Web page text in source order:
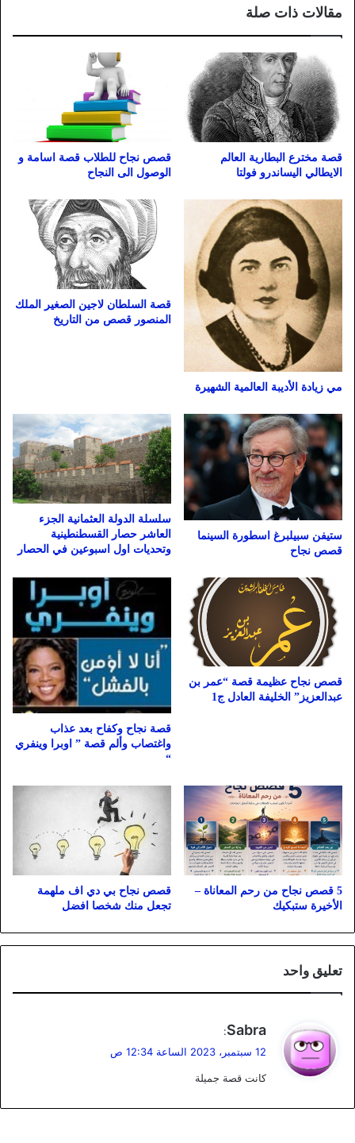
مقالات ذات صلة
قصة مخترع البطارية العالم
الايطالي اليساندرو فولتا
قصص نجاح للطلاب قصة اسامة و
الوصول الى النجاح
مي زيادة الأديبة العالمية الشهيرة
قصة السلطان لاجين الصغير الملك
المنصور قصص من التاريخ
ستيفن سبيلبرغ اسطورة السينما
قصص نجاح
سلسلة الدولة العثمانية الجزء
العاشر حصار القسطنطينية
وتحديات اول اسبوعين في الحصار
قصص نجاح عظيمة قصة “عمر بن
عبدالعزيز” الخليفة العادل ج1
قصة نجاح وكفاح بعد عذاب
واغتصاب وألم قصة ” اوبرا وينفري
“
5 قصص نجاح من رحم المعاناة –
الأخيرة ستبكيك
قصص نجاح بي دي اف ملهمة
تجعل منك شخصا افضل
تعليق واحد
ي
ل
Sabra
:
12 سبتمبر، 2023 الساعة 12:34 ص
كانت قصة جميلة